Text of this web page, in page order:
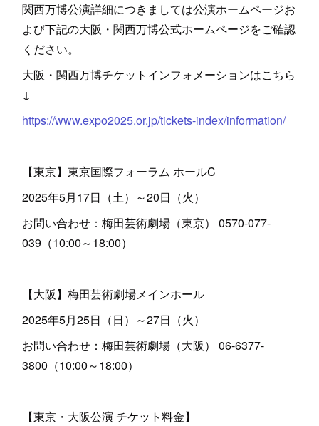
関西万博公演詳細につきましては公演ホームページお
よび下記の大阪・関西万博公式ホームページをご確認
ください。
大阪・関西万博チケットインフォメーションはこちら
↓
https://www.expo2025.or.jp/tickets-index/information/
【東京】東京国際フォーラム ホールC
2025年5月17日（土）～20日（火）
お問い合わせ：梅田芸術劇場（東京） 0570-077-
039（10:00～18:00）
【大阪】梅田芸術劇場メインホール
2025年5月25日（日）～27日（火）
お問い合わせ：梅田芸術劇場（大阪） 06-6377-
3800（10:00～18:00）
【東京・大阪公演 チケット料金】